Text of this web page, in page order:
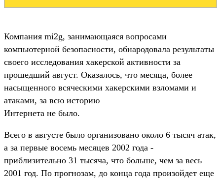
Компания mi2g, занимающаяся вопросами
компьютерной безопасности, обнародовала результаты
своего исследования хакерской активности за
прошедший август. Оказалось, что месяца, более
насыщенного всяческими хакерскими взломами и
атаками, за всю историю
Интернета не было.
Всего в августе было организовано около 6 тысяч атак,
а за первые восемь месяцев 2002 года -
приблизительно 31 тысяча, что больше, чем за весь
2001 год. По прогнозам, до конца года произойдет еще